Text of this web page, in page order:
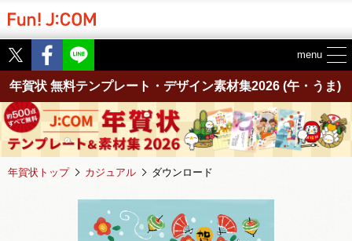
Twitter Facebook
menu
年賀状 無料テンプレート・デザイン素材集2026 (午・うま)
年賀状トップ カジュアル ダウンロード